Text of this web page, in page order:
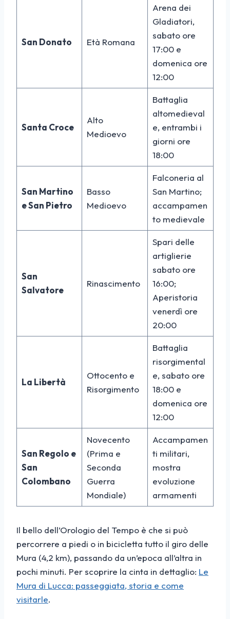
San Donato Età Romana
Arena dei
Gladiatori,
sabato ore
17:00 e
domenica ore
12:00
Santa Croce
Alto
Medioevo
Battaglia
altomedieval
e, entrambi i
giorni ore
18:00
San Martino
e San Pietro
Basso
Medioevo
Falconeria al
San Martino;
accampamen
to medievale
San
Salvatore
Rinascimento
Spari delle
artiglierie
sabato ore
16:00;
Aperistoria
venerdì ore
20:00
La Libertà
Ottocento e
Risorgimento
Battaglia
risorgimental
e, sabato ore
18:00 e
domenica ore
12:00
San Regolo e
San
Colombano
Novecento
(Prima e
Seconda
Guerra
Mondiale)
Accampamen
ti militari,
mostra
evoluzione
armamenti
Il bello dell’Orologio del Tempo è che si può
percorrere a piedi o in bicicletta tutto il giro delle
Mura (4,2 km), passando da un’epoca all’altra in
pochi minuti. Per scoprire la cinta in dettaglio: Le
Mura di Lucca: passeggiata, storia e come
visitarle.